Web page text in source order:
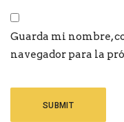
Guarda mi nombre,
navegador para la